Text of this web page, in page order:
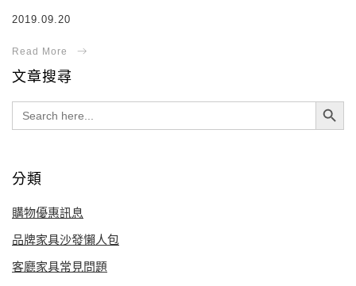
2019.09.20
文章搜尋
Search
for:
Search Button
分類
購物優惠訊息
品牌家具沙發懶人包
客廳家具常見問題